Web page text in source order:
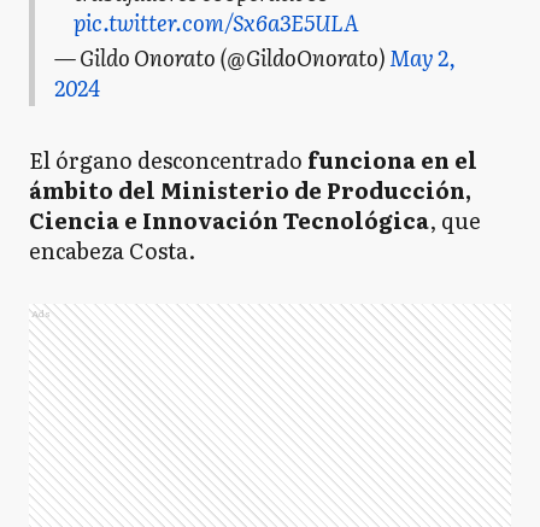
pic.twitter.com/Sx6a3E5ULA
— Gildo Onorato (@GildoOnorato)May 2,
2024
El órgano desconcentrado funciona en el
ámbito del Ministerio de Producción,
Ciencia e Innovación Tecnológica, que
encabeza Costa.
Ads